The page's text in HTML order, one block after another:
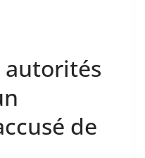
autorités
de